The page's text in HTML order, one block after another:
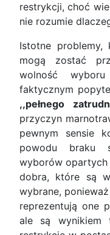
restrykcji, choć
nie rozumie
Istotne problemy,
mogą zostać
wolność
faktycznym
,,pełnego
przyczyn
pewnym sensie
powodu braku
wyborów opartych
dobra, które są
wybrane,
reprezentują one
ale są wynikiem